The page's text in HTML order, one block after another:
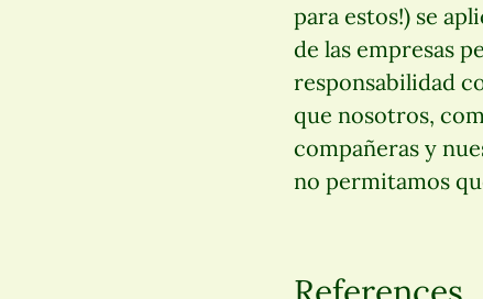
para estos!) se
de las empresas
responsabilidad
que nosotros,
compañeras y
no permitamos